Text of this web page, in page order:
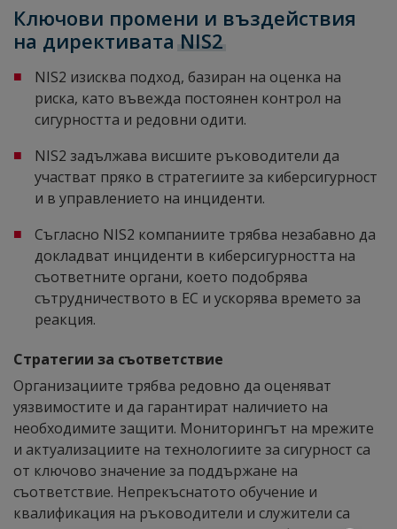
Ключови промени и въздействия
на директивата NIS2
NIS2 изисква подход, базиран на оценка на
риска, като въвежда постоянен контрол на
сигурността и редовни одити.
NIS2 задължава висшите ръководители да
участват пряко в стратегиите за киберсигурност
и в управлението на инциденти.
Съгласно NIS2 компаниите трябва незабавно да
докладват инциденти в киберсигурността на
съответните органи, което подобрява
сътрудничеството в ЕС и ускорява времето за
реакция.
Стратегии за съответствие
Организациите трябва редовно да оценяват
уязвимостите и да гарантират наличието на
необходимите защити. Мониторингът на мрежите
и актуализациите на технологиите за сигурност са
от ключово значение за поддържане на
съответствие. Непрекъснатото обучение и
квалификация на ръководители и служители са